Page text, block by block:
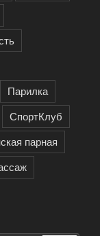
Парилка
СпортКлуб
парная